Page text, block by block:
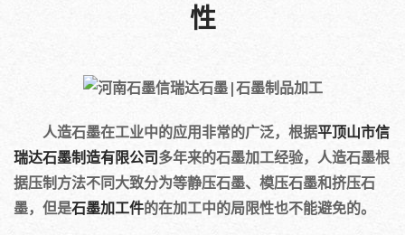
性
人造石墨在工业中的应用非常的广泛，根据平顶山市信
瑞达石墨制造有限公司多年来的石墨加工经验，人造石墨根
据压制方法不同大致分为等静压石墨、模压石墨和挤压石
墨，但是石墨加工件的在加工中的局限性也不能避免的。